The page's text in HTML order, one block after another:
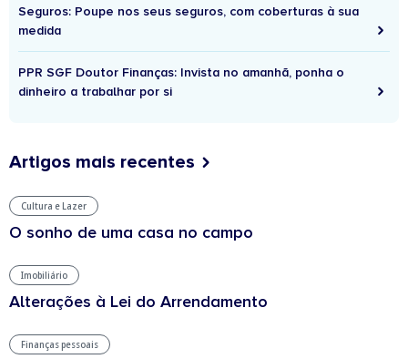
Seguros: Poupe nos seus seguros, com coberturas à sua
medida
PPR SGF Doutor Finanças: Invista no amanhã, ponha o
dinheiro a trabalhar por si
Artigos mais recentes
Cultura e Lazer
O sonho de uma casa no campo
Imobiliário
Alterações à Lei do Arrendamento
Finanças pessoais